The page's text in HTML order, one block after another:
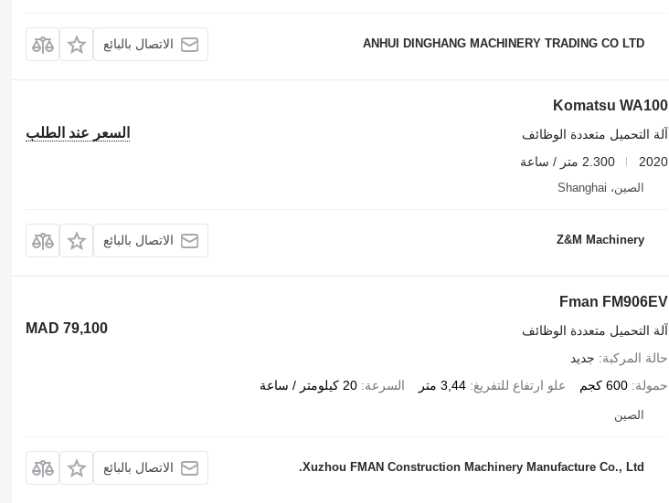
ANHUI DINGHANG MACHINERY TRADING CO LTD الاتصال بالبائع
Komatsu WA100
السعر عند الطلب
آلة التحميل متعددة الوظائف
2020
2.300 متر / ساعة
الصين، Shanghai
Z&M Machinery الاتصال بالبائع
Fman FM906EV
MAD 79,100
آلة التحميل متعددة الوظائف
حالة المركبة
جديد
حمولة 600 كجم علو ارتفاع للتفريغ 3,44 متر السرعة 20 كيلومتر / ساعة
الصين
Xuzhou FMAN Construction Machinery Manufacture Co., Ltd. الاتصال بالبائع